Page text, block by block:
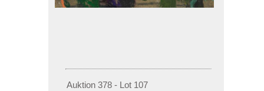
Auktion 378 - Lot 107